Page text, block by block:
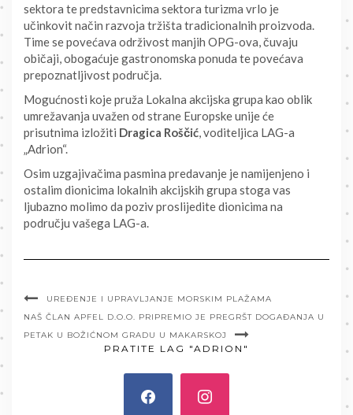
sektora te predstavnicima sektora turizma vrlo je
učinkovit način razvoja tržišta tradicionalnih proizvoda.
Time se povećava održivost manjih OPG-ova, čuvaju
običaji, obogaćuje gastronomska ponuda te povećava
prepoznatljivost područja.
Mogućnosti koje pruža Lokalna akcijska grupa kao oblik
umrežavanja uvažen od strane Europske unije će
prisutnima izložiti Dragica Roščić, voditeljica LAG-a
„Adrion“.
Osim uzgajivačima pasmina predavanje je namijenjeno i
ostalim dionicima lokalnih akcijskih grupa stoga vas
ljubazno molimo da poziv proslijedite dionicima na
području vašega LAG-a.
UREĐENJE I UPRAVLJANJE MORSKIM PLAŽAMA
NAŠ ČLAN APFEL D.O.O. PRIPREMIO JE PREGRŠT DOGAĐANJA U
PETAK U BOŽIĆNOM GRADU U MAKARSKOJ
PRATITE LAG "ADRION"